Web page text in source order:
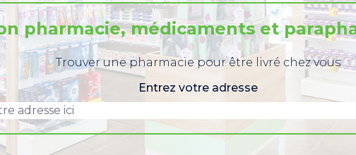
pharmacie, médicaments et
Trouver une pharmacie pour être livré chez vous
Entrez votre adresse